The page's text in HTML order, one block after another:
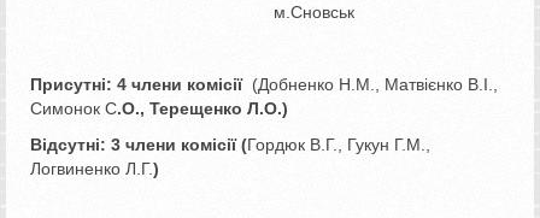
м.Сновськ
Присутні: 4 члени комісії(Добненко Н.М., Матвієнко В.І.,
Симонок С.О., Терещенко Л.О.)
Відсутні: 3 члени комісії(Гордюк В.Г., Гукун Г.М.,
Логвиненко Л.Г.)